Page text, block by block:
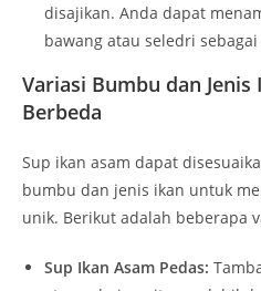
disajikan. Anda dapat
bawang atau seledri
Variasi Bumbu dan
Berbeda
Sup ikan asam dapat
bumbu dan jenis ikan untuk
unik. Berikut adalah beberapa
Sup Ikan Asam Pedas: